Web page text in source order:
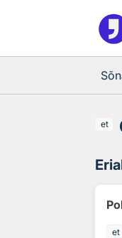
et
et